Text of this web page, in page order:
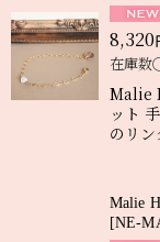
8,320
在庫
Malie
ット
のリ
Malie
[NE-